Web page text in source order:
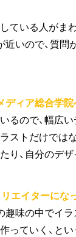
ている人がま
近いので、質
ィア総合学
るので、幅広
ストだけでは
り、自分のデ
エイターにな
趣味の中でイ
っていく、と